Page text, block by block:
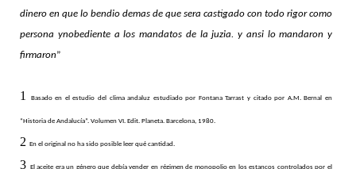
dinero en que lo bendio demas de que sera castigado con todo rigor como
persona ynobediente a los mandatos de la juzia. y ansi lo mandaron y
firmaron”
1 Basado en el estudio del clima andaluz estudiado por Fontana Tarrast y citado por A.M. Bernal en
“Historia de Andalucía”. Volumen VI. Edit. Planeta. Barcelona, 1980.
2 En el original no ha sido posible leer qué cantidad.
3 El aceite era un género que debía vender en régimen de monopolio en los estancos controlados por el